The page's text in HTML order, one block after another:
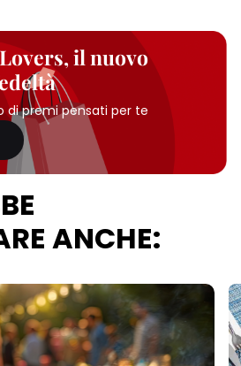
il nuovo
di premi pensati per te
ANCHE: